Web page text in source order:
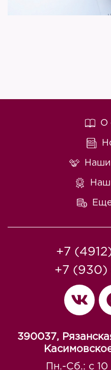
О
Наши
+7
+7 (930)
390037,
Пн.-Сб.: с 10